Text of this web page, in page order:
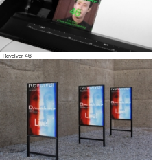
Revolver 46